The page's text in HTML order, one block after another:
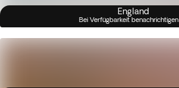
England
Bei Verfügbarkeit benachrichtigen